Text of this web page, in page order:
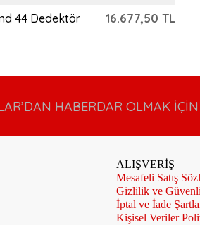
44 Dedektör 16.677,50 TL
HABERDAR OLMAK
ALIŞVERİŞ
Mesafeli Satış
Gizlilik ve
İptal ve İade
Kişisel Veriler